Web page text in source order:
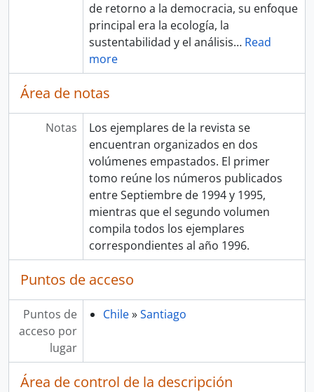
de retorno a la democracia, su enfoque
principal era la ecología, la
sustentabilidad y el análisis… Read
more
Área de notas
Notas
Los ejemplares de la revista se
encuentran organizados en dos
volúmenes empastados. El primer
tomo reúne los números publicados
entre Septiembre de 1994 y 1995,
mientras que el segundo volumen
compila todos los ejemplares
correspondientes al año 1996.
Puntos de acceso
Puntos de
acceso por
lugar
Chile»Santiago
Área de control de la descripción